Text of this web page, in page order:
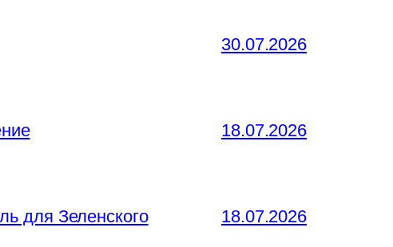
30.07.2026
18.07.2026
для Зеленского 18.07.2026